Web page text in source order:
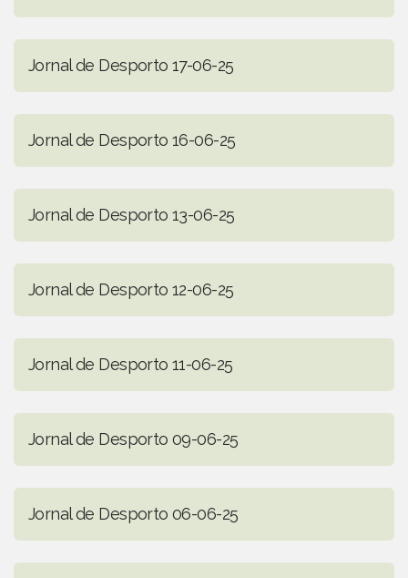
Jornal de Desporto 17-06-25
Jornal de Desporto 16-06-25
Jornal de Desporto 13-06-25
Jornal de Desporto 12-06-25
Jornal de Desporto 11-06-25
Jornal de Desporto 09-06-25
Jornal de Desporto 06-06-25